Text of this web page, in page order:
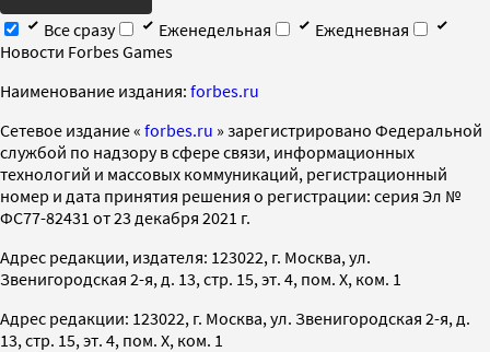
Все сразу
Еженедельная
Ежедневная
Новости Forbes Games
Наименование издания: forbes.ru
Cетевое издание « forbes.ru » зарегистрировано Федеральной
службой по надзору в сфере связи, информационных
технологий и массовых коммуникаций, регистрационный
номер и дата принятия решения о регистрации: серия Эл №
ФС77-82431 от 23 декабря 2021 г.
Адрес редакции, издателя: 123022, г. Москва, ул.
Звенигородская 2-я, д. 13, стр. 15, эт. 4, пом. X, ком. 1
Адрес редакции: 123022, г. Москва, ул. Звенигородская 2-я, д.
13, стр. 15, эт. 4, пом. X, ком. 1